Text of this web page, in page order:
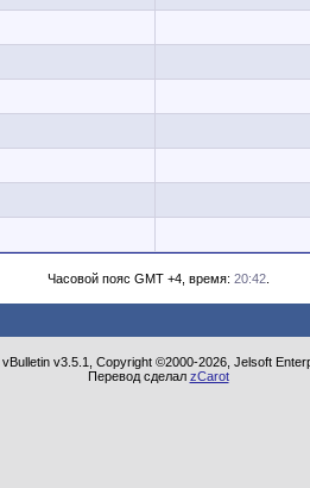
Часовой пояс GMT +4, время: 20:42.
vBulletin v3.5.1, Copyright ©2000-2026, Jelsoft
Перевод сделал zCarot